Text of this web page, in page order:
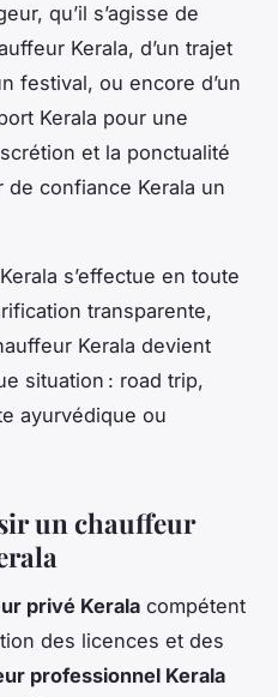
qu’il s’agisse de
Kerala, d’un trajet
festival, ou encore d’un
Kerala pour une
et la ponctualité
confiance Kerala un
s’effectue en toute
transparente,
Kerala devient
situation : road trip,
ayurvédique ou
un chauffeur
privé Kerala compétent
des licences et des
professionnel Kerala